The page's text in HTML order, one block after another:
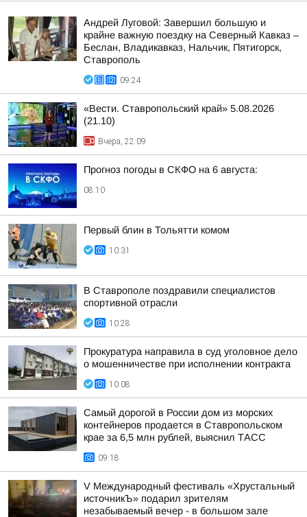
Андрей Луговой: Завершил большую и
крайне важную поездку на Северный Кавказ –
Беслан, Владикавказ, Нальчик, Пятигорск,
Ставрополь
09:24
«Вести. Ставропольский край» 5.08.2026
(21.10)
Вчера, 22:09
Прогноз погоды в СКФО на 6 августа:
08:10
Первый блин в Тольятти комом
10:31
В Ставрополе поздравили специалистов
спортивной отрасли
10:28
Прокуратура направила в суд уголовное дело
о мошенничестве при исполнении контракта
10:08
Самый дорогой в России дом из морских
контейнеров продается в Ставропольском
крае за 6,5 млн рублей, выяснил ТАСС
09:18
V Международный фестиваль «Хрустальный
источникЪ» подарил зрителям
незабываемый вечер - в большом зале